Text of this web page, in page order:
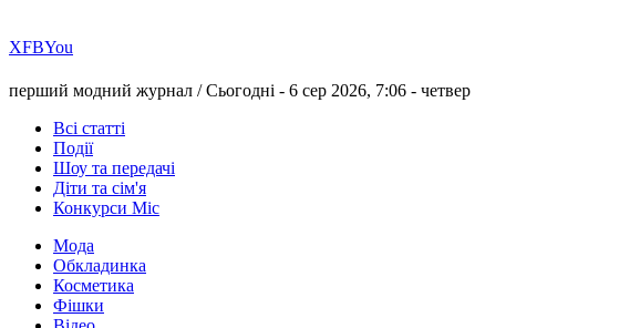
ХFBYou
перший модний журнал /Сьогодні - 6 сер 2026, 7:06 - четвер
Всі статті
Події
Шоу та передачі
Діти та сім'я
Конкурси Міс
Мода
Обкладинка
Косметика
Фішки